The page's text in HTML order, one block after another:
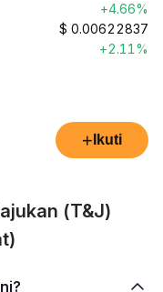
+4.66%
$ 0.00622837
+2.11%
+ Ikuti
(T&J)